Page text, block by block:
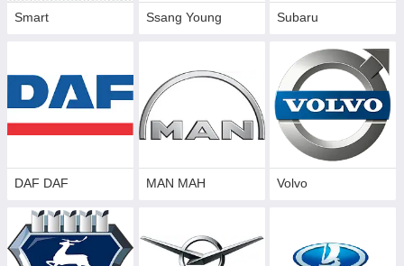
Smart Ssang Young Subaru
DAF DAF MAN МАН Volvo